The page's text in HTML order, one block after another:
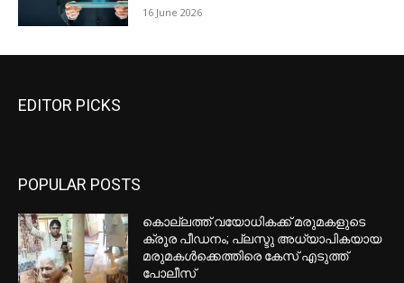
16 June 2026
EDITOR PICKS
POPULAR POSTS
കൊല്ലത്ത് വയോധികക്ക് മരുമകളുടെ
ക്രൂര പീഡനം; പ്ലസ്ടു അധ്യാപികയായ
മരുമകൾക്കെത്തിരെ കേസ് എടുത്ത്
പോലീസ്